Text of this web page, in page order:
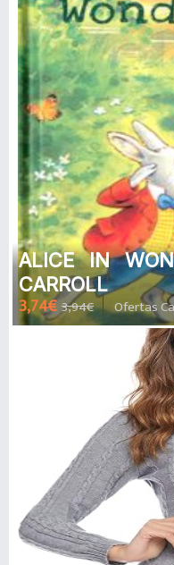
ALICE IN
CARROLL
3,74€ 3,94€ Ofertas